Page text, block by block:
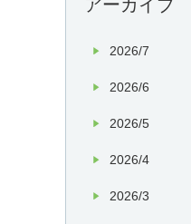
アーカイブ
2026/7
2026/6
2026/5
2026/4
2026/3